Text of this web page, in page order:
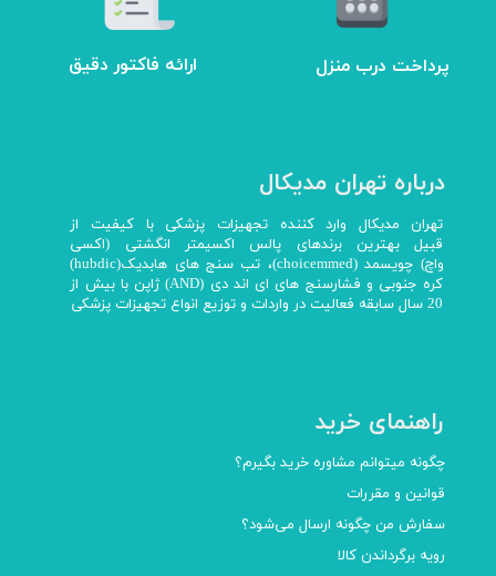
ارائه فاکتور دقیق پرداخت درب منزل
درباره تهران مدیکال
تهران مدیکال وارد کننده تجهیزات پزشکی با کیفیت از
قبیل بهترین برندهای پالس اکسیمتر انگشتی (اکسی
واچ) چویسمد (choicemmed)، تب سنج های هابدیک(hubdic)
کره جنوبی و فشارسنج های ای اند دی (AND) ژاپن با بیش از
20 سال سابقه فعالیت در واردات و توزیع انواع تجهیزات پزشکی
راهنمای خرید
چگونه میتوانم مشاوره خرید بگیرم؟
قوانین و مقررات
سفارش من چگونه ارسال می‌شود؟
رویه برگرداندن کالا